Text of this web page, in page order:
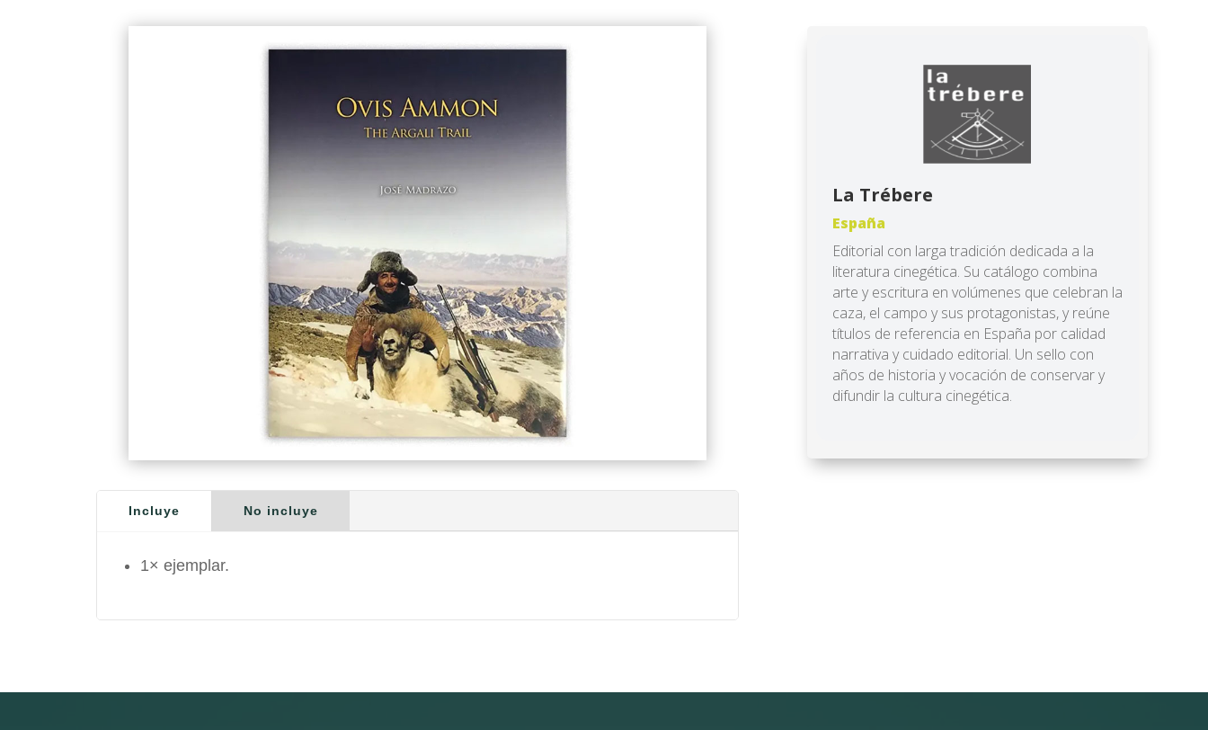
Incluye No incluye
1× ejemplar.
La Trébere
España
Editorial con larga tradición dedicada a la
literatura cinegética. Su catálogo combina
arte y escritura en volúmenes que celebran la
caza, el campo y sus protagonistas, y reúne
títulos de referencia en España por calidad
narrativa y cuidado editorial. Un sello con
años de historia y vocación de conservar y
difundir la cultura cinegética.